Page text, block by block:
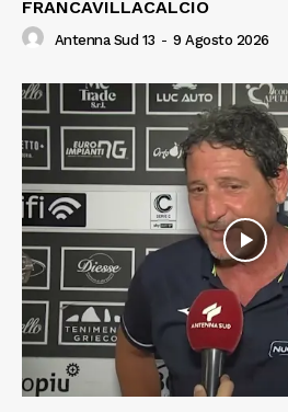
FRANCAVILLACALCIO
Antenna Sud 13 - 9 Agosto 2026